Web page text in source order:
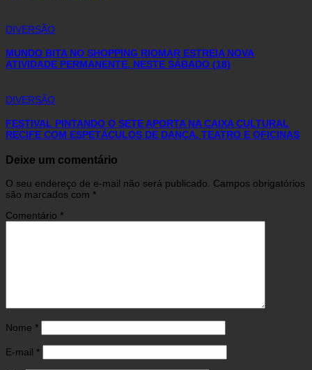
DIVERSÃO
MUNDO BITA NO SHOPPING RIOMAR ESTREIA NOVA
ATIVIDADE PERMANENTE, NESTE SÁBADO (18)
DIVERSÃO
FESTIVAL PINTANDO O SETE APORTA NA CAIXA CULTURAL
RECIFE COM ESPETÁCULOS DE DANÇA, TEATRO E OFICINAS
Deixe um comentário
O seu endereço de e-mail não será publicado. Campos obrigatórios
são marcados com *
Comentário *
Nome *
E-mail *